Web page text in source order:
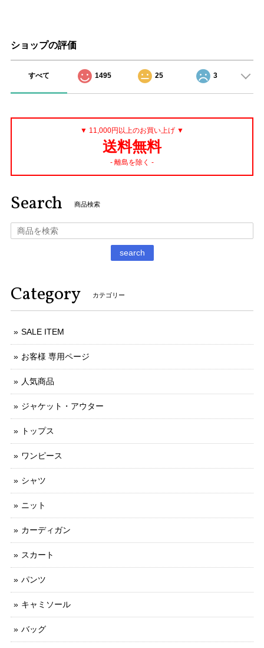
ショップの評価
すべて 1495 25 3
▼ 11,000円以上のお買い上げ ▼
送料無料
- 離島を除く -
Search 商品検索
search
Category カテゴリー
SALE ITEM
お客様 専用ページ
人気商品
ジャケット・アウター
トップス
ワンピース
シャツ
ニット
カーディガン
スカート
パンツ
キャミソール
バッグ